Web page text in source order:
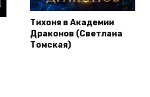
Тихоня в Академии
Драконов (Светлана
Томская)